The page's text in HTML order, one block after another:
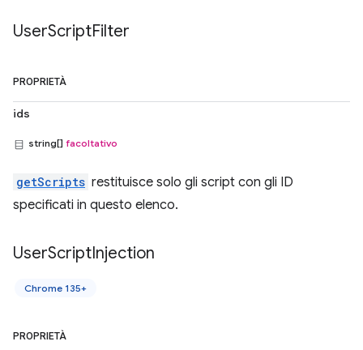
UserScriptFilter
PROPRIETÀ
ids
string[] facoltativo
getScripts restituisce solo gli script con gli ID
specificati in questo elenco.
UserScriptInjection
Chrome 135+
PROPRIETÀ